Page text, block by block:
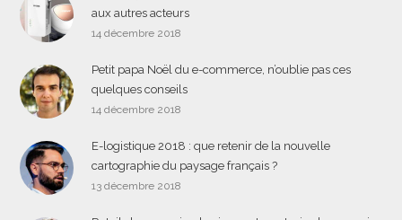
aux autres acteurs
14 décembre 2018
Petit papa Noël du e-commerce, n’oublie pas ces
quelques conseils
14 décembre 2018
E-logistique 2018 : que retenir de la nouvelle
cartographie du paysage français ?
13 décembre 2018